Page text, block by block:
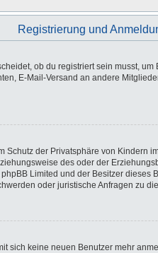
Registrierung und
ob du registriert sein musst,
E-Mail-Versand an andere
der Privatsphäre von
des oder der
Limited und der Besitzer
oder juristische Anfragen zu
sich keine neuen Benutzer mehr